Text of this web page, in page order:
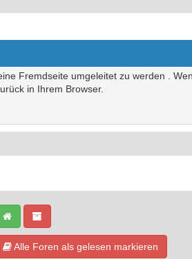
Fremdseite umgeleitet zu werden .
in Ihrem Browser.
Alle Foren als gelesen markieren